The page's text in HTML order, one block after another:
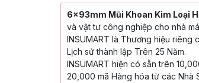
6x93mm Mũi Khoan Kim Loại
và vật tư công nghiệp cho nhà
INSUMART là Thương hiệu riêng
Lịch sử thành lập Trên 25 Năm.
INSUMART hiện có sẵn trên
20,000 mã Hàng hóa từ các Nhà